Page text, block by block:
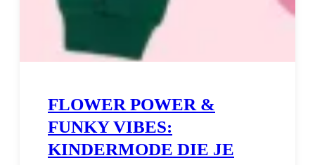
FLOWER POWER &
FUNKY VIBES:
KINDERMODE DIE JE